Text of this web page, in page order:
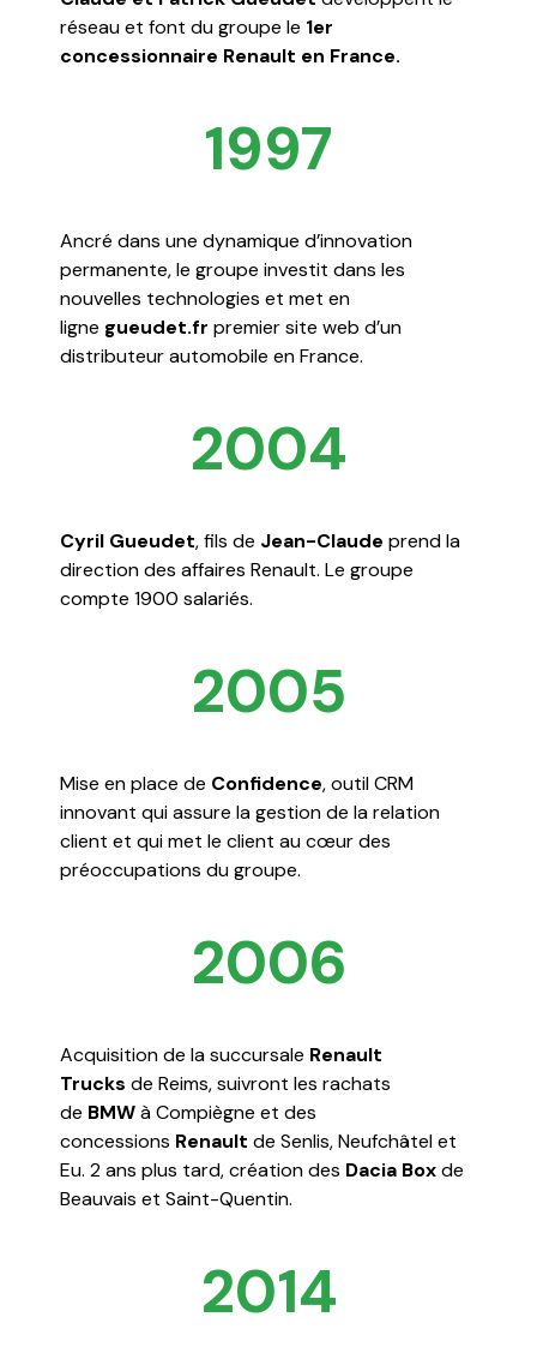
réseau et font du groupe le 1er
concessionnaire Renault en France.
1997
Ancré dans une dynamique d’innovation
permanente, le groupe investit dans les
nouvelles technologies et met en
ligne gueudet.fr premier site web d’un
distributeur automobile en France.
2004
Cyril Gueudet, fils de Jean-Claude prend la
direction des affaires Renault. Le groupe
compte 1900 salariés.
2005
Mise en place de Confidence, outil CRM
innovant qui assure la gestion de la relation
client et qui met le client au cœur des
préoccupations du groupe.
2006
Acquisition de la succursale Renault
Trucks de Reims, suivront les rachats
de BMWà Compiègne et des
concessions Renault de Senlis, Neufchâtel et
Eu. 2 ans plus tard, création des Dacia Boxde
Beauvais et Saint-Quentin.
2014